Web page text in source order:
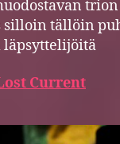
silloin tällöin
Current